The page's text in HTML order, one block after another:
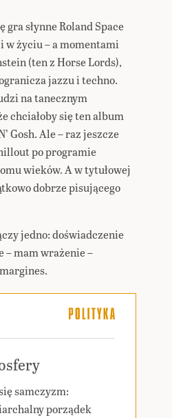
słynne Roland Space
w życiu – a momentami
(ten z Horse Lords),
jazzu i techno.
na tanecznym
chciałoby się ten album
Gosh. Ale – raz jeszcze
po programie
wieków. A w tytułowej
dobrze pisującego
jedno: doświadczenie
mam wrażenie –
margines.
samczyzm:
porządek